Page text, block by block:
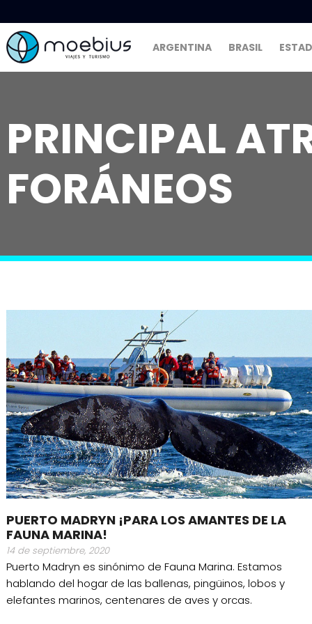
ARGENTINA BRASIL
PRINCIPAL
FORÁNEOS
PUERTO MADRYN ¡PARA LOS AMANTES DE LA
FAUNA MARINA!
14 de septiembre, 2020
Puerto Madryn es sinónimo de Fauna Marina. Estamos
hablando del hogar de las ballenas, pingüinos, lobos y
elefantes marinos, centenares de aves y orcas.